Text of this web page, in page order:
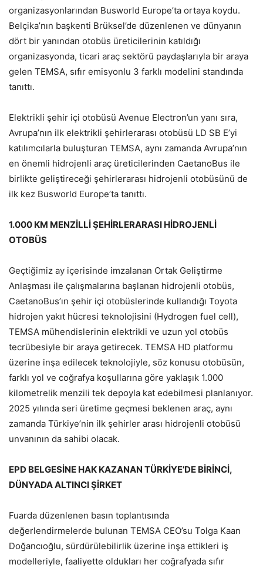
organizasyonlarından Busworld Europe’ta ortaya koydu.
Belçika’nın başkenti Brüksel’de düzenlenen ve dünyanın
dört bir yanından otobüs üreticilerinin katıldığı
organizasyonda, ticari araç sektörü paydaşlarıyla bir araya
gelen TEMSA, sıfır emisyonlu 3 farklı modelini standında
tanıttı.
Elektrikli şehir içi otobüsü Avenue Electron’un yanı sıra,
Avrupa’nın ilk elektrikli şehirlerarası otobüsü LD SB E’yi
katılımcılarla buluşturan TEMSA, aynı zamanda Avrupa’nın
en önemli hidrojenli araç üreticilerinden CaetanoBus ile
birlikte geliştireceği şehirlerarası hidrojenli otobüsünü de
ilk kez Busworld Europe’ta tanıttı.
1.000 KM MENZİLLİ ŞEHİRLERARASI HİDROJENLİ
OTOBÜS
Geçtiğimiz ay içerisinde imzalanan Ortak Geliştirme
Anlaşması ile çalışmalarına başlanan hidrojenli otobüs,
CaetanoBus’ın şehir içi otobüslerinde kullandığı Toyota
hidrojen yakıt hücresi teknolojisini (Hydrogen fuel cell),
TEMSA mühendislerinin elektrikli ve uzun yol otobüs
tecrübesiyle bir araya getirecek. TEMSA HD platformu
üzerine inşa edilecek teknolojiyle, söz konusu otobüsün,
farklı yol ve coğrafya koşullarına göre yaklaşık 1.000
kilometrelik menzili tek depoyla kat edebilmesi planlanıyor.
2025 yılında seri üretime geçmesi beklenen araç, aynı
zamanda Türkiye’nin ilk şehirler arası hidrojenli otobüsü
unvanının da sahibi olacak.
EPD BELGESİNE HAK KAZANAN TÜRKİYE’DE BİRİNCİ,
DÜNYADA ALTINCI ŞİRKET
Fuarda düzenlenen basın toplantısında
değerlendirmelerde bulunan TEMSA CEO’su Tolga Kaan
Doğancıoğlu, sürdürülebilirlik üzerine inşa ettikleri iş
modelleriyle, faaliyette oldukları her coğrafyada sıfır